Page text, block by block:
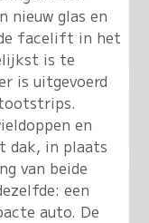
nieuw glas en
facelift in het
is te
is uitgevoerd
en
dak, in plaats
van beide
een
auto. De